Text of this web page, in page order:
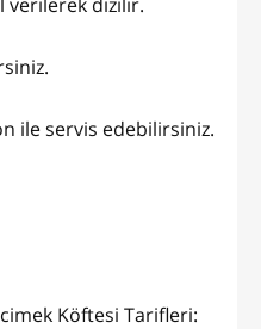
ile servis edebilirsiniz.
Köftesi Tarifleri: